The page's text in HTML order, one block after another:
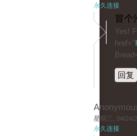
永久连接
冒个
Yes!
href="
回复
星期三, 04/24/
永久连接